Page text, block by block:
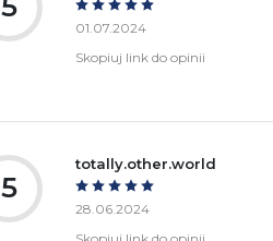
01.07.2024
Skopiuj link do opinii
5
totally.other.world
28.06.2024